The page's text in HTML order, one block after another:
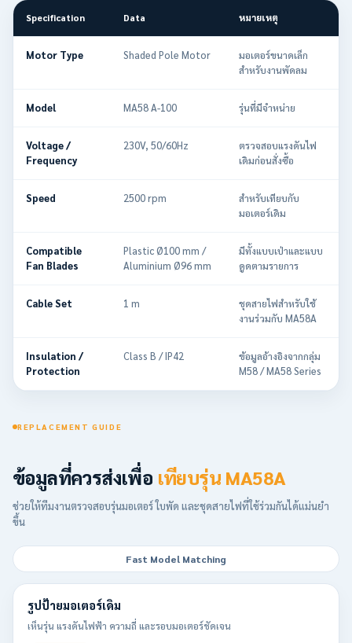
Specification Data หมายเหตุ
Motor Type Shaded Pole Motor
มอเตอร์ขนาดเล็ก
สำหรับงานพัดลม
Model MA58 A-100 รุ่นที่มีจำหน่าย
Voltage /
Frequency
230V, 50/60Hz
ตรวจสอบแรงดันไฟ
เดิมก่อนสั่งซื้อ
Speed 2500 rpm
สำหรับเทียบกับ
มอเตอร์เดิม
Compatible
Fan Blades
Plastic Ø100 mm /
Aluminium Ø96 mm
มีทั้งแบบเป่าและแบบ
ดูดตามรายการ
Cable Set 1 m
ชุดสายไฟสำหรับใช้
งานร่วมกับ MA58A
Insulation /
Protection
Class B / IP42
ข้อมูลอ้างอิงจากกลุ่ม
M58 / MA58 Series
REPLACEMENT GUIDE
ข้อมูลที่ควรส่งเพื่อ เทียบรุ่น MA58A
ช่วยให้ทีมงานตรวจสอบรุ่นมอเตอร์ ใบพัด และชุดสายไฟที่ใช้ร่วมกันได้แม่นยำ
ขึ้น
Fast Model Matching
รูปป้ายมอเตอร์เดิม
เห็นรุ่น แรงดันไฟฟ้า ความถี่ และรอบมอเตอร์ชัดเจน